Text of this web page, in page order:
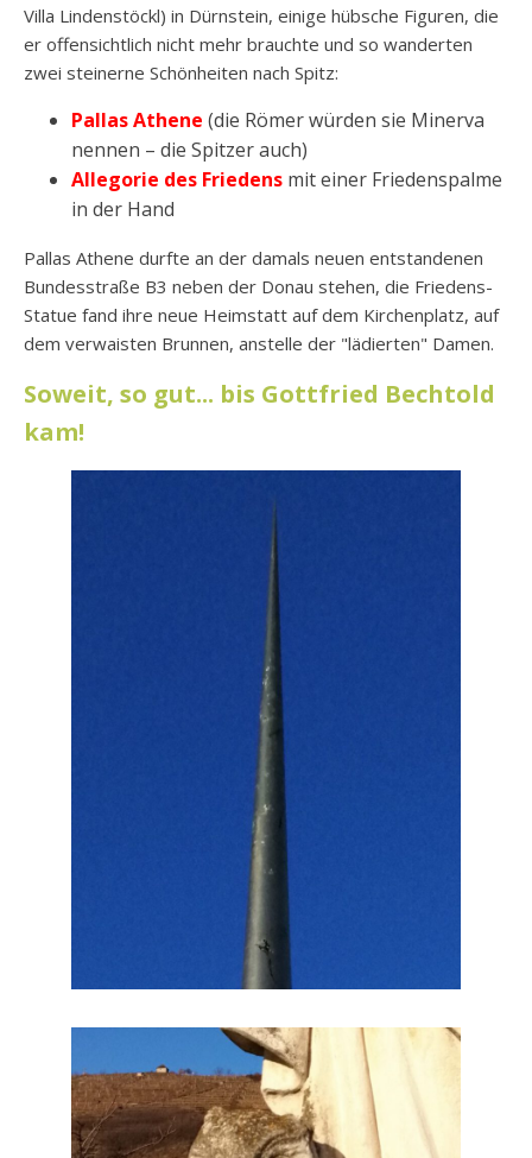
Villa Lindenstöckl) in Dürnstein, einige hübsche Figuren, die
er offensichtlich nicht mehr brauchte und so wanderten
zwei steinerne Schönheiten nach Spitz:
Pallas Athene (die Römer würden sie Minerva
nennen – die Spitzer auch)
Allegorie des Friedens mit einer Friedenspalme
in der Hand
Pallas Athene durfte an der damals neuen entstandenen
Bundesstraße B3 neben der Donau stehen, die Friedens-
Statue fand ihre neue Heimstatt auf dem Kirchenplatz, auf
dem verwaisten Brunnen, anstelle der "lädierten" Damen.
Soweit, so gut... bis Gottfried Bechtold
kam!